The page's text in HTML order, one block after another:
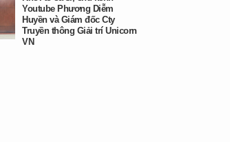
Youtube Phương Diễm
Huyền và Giám đốc Cty
Truyền thông Giải trí Unicorn
VN